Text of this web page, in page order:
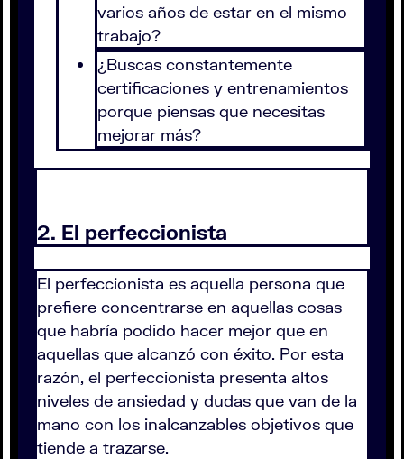
varios años de estar en el mismo
trabajo?
¿Buscas constantemente
certificaciones y entrenamientos
porque piensas que necesitas
mejorar más?
2. El perfeccionista
El perfeccionista es aquella persona que
prefiere concentrarse en aquellas cosas
que habría podido hacer mejor que en
aquellas que alcanzó con éxito. Por esta
razón, el perfeccionista presenta altos
niveles de ansiedad y dudas que van de la
mano con los inalcanzables objetivos que
tiende a trazarse.